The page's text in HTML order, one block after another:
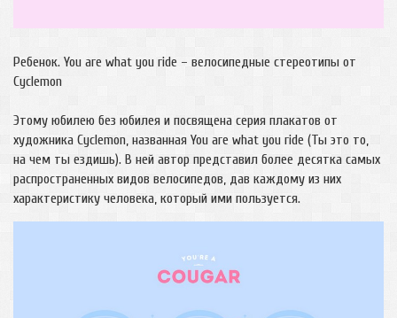
Ребенок. You are what you ride – велосипедные стереотипы от
Cyclemon
Этому юбилею без юбилея и посвящена серия плакатов от
художника Cyclemon, названная You are what you ride (Ты это то,
на чем ты ездишь). В ней автор представил более десятка самых
распространенных видов велосипедов, дав каждому из них
характеристику человека, который ими пользуется.